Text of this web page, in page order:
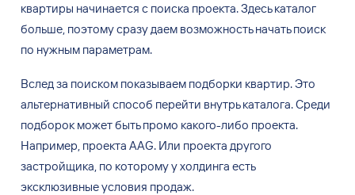
квартиры начинается с поиска проекта. Здесь каталог
больше, поэтому сразу даем возможность начать поиск
по нужным параметрам.
Вслед за поиском показываем подборки квартир. Это
альтернативный способ перейти внутрь каталога. Среди
подборок может быть промо какого-либо проекта.
Например, проекта AAG. Или проекта другого
застройщика, по которому ухолдинга есть
эксклюзивные условия продаж.